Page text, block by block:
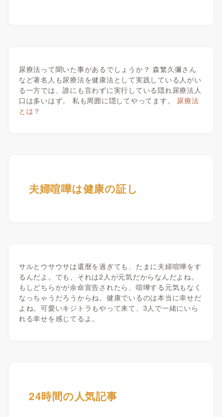
尿療法って聞いた事があるでしょうか？ 森繁久彌さん
など著名人も尿療法を健康法として実践している人がい
る一方では、誰にも言わずに実行している隠れ尿療法人
口は多いはず。 私も周囲に隠してやってます。 尿療法
とは？
夫婦喧嘩は健康の証し
サルとウサウサは還暦を過ぎても、たまに夫婦喧嘩をす
るんだよ。でも、それは2人が元気だからなんだよね。
もしどちらかが余命宣告されたら、喧嘩する元気もなく
なっちゃうだろうからね。健康でいるのは本当に幸せだ
よね。可愛いキジトラもやって来て、3人で一緒にいら
れる幸せを感じてるよ。
24時間の人気記事